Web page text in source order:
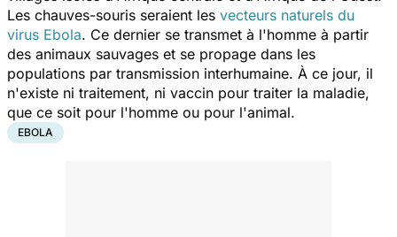
Les chauves-souris seraient les vecteurs naturels du
virus Ebola. Ce dernier se transmet à l'homme à partir
des animaux sauvages et se propage dans les
populations par transmission interhumaine. À ce jour, il
n'existe ni traitement, ni vaccin pour traiter la maladie,
que ce soit pour l'homme ou pour l'animal.
EBOLA